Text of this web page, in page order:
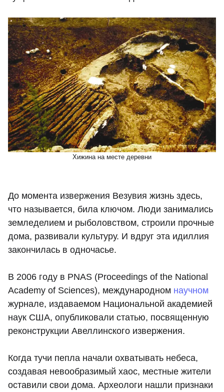
Хижина на месте деревни
До момента извержения Везувия жизнь здесь,
что называется, била ключом. Люди занимались
земледелием и рыболовством, строили прочные
дома, развивали культуру. И вдруг эта идиллия
закончилась в одночасье.
В 2006 году в PNAS (Proceedings of the National
Academy of Sciences), международном научном
журнале, издаваемом Национальной академией
наук США, опубликовали статью, посвященную
реконструкции Авеллинского извержения.
Когда тучи пепла начали охватывать небеса,
создавая невообразимый хаос, местные жители
оставили свои дома. Археологи нашли признаки